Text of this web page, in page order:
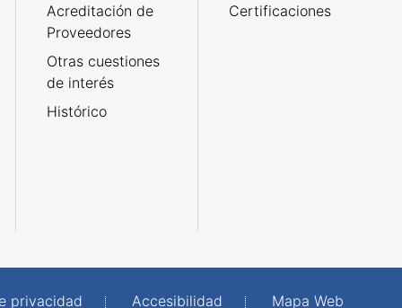
Acreditación de
Proveedores
Otras cuestiones
de interés
Histórico
Certificaciones
privacidad Accesibilidad Mapa Web